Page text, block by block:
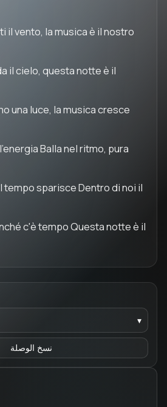
▾
نسخ الوصلة
il vento, la musica è il nostro
il cielo, questa notte è il
una luce, la musica cresce
Balla nel ritmo, pura
tempo sparisce Dentro di noi il
c'è tempo Questa notte è il